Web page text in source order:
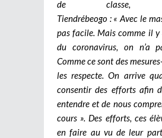
de classe,
Tiendrébeogo : « Avec le
pas facile. Mais comme il
du coronavirus, on n’a
Comme ce sont des
les respecte. On arrive
consentir des efforts afin
entendre et de nous
cours ». Des efforts, ces
en faire au vu de leur